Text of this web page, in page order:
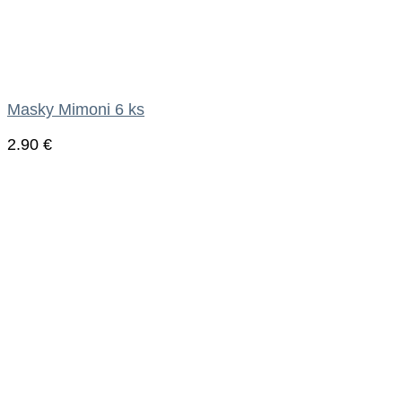
Masky Mimoni 6 ks
2.90 €